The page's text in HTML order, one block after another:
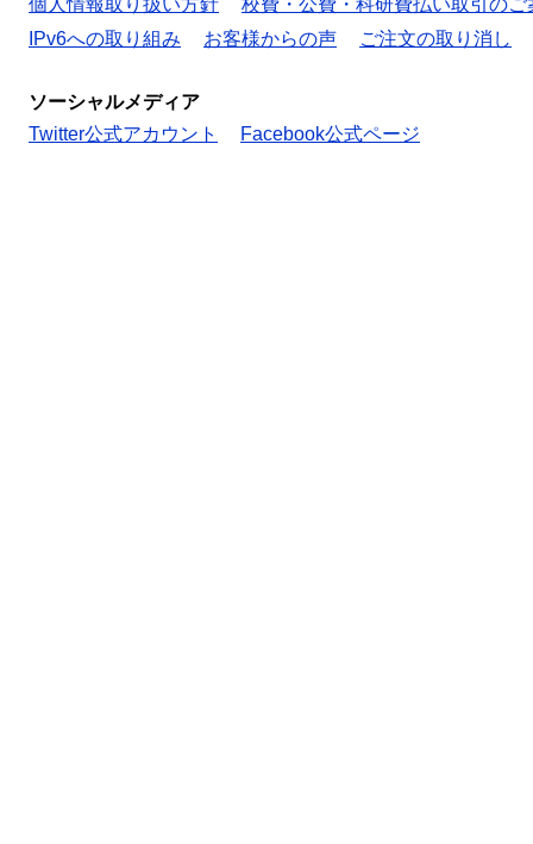
IPv6への取り組み
お客様からの声 ご注文の取り消し
ソーシャルメディア
Twitter公式アカウント
Facebook公式ページ